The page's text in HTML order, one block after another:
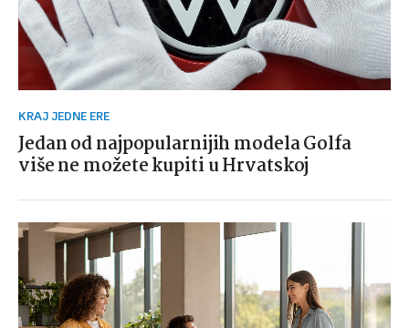
KRAJ JEDNE ERE
Jedan od najpopularnijih modela Golfa
više ne možete kupiti u Hrvatskoj